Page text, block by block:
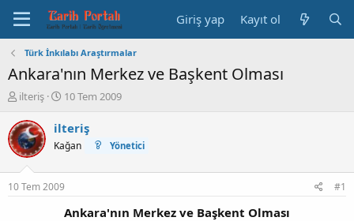
Giriş yap Kayıt ol
Türk İnkılabı Araştırmalar
Ankara'nın Merkez ve Başkent Olması
K
n
b
u
u
b
ilteriş
B
ş
a
g
ç
10 Tem 2009
ilteriş
Kağan Yönetici
10 Tem 2009 #1
Ankara'nın Merkez ve Başkent Olması